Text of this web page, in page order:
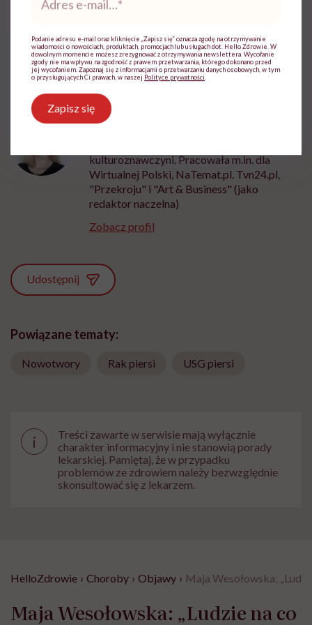
Na badanie zawsze zabierz poprzedni wynik USG
Anna Jastrzębska
kulturoznawczyni. Pracowała m.in. dla
Wirtualnej Polski, NaTemat.pl. Tvn24.pl,
"Przekroju" i "Art & Business" (jako
redaktor naczelna)
Zobacz profil
Udostępnij
Powiązane tematy:
Nowotwory Rak piersi USG piersi
i
Treści zawarte w serwisie mają wyłącznie
charakter informacyjny i nie stanowią porady
lekarskiej. Pamiętaj, że w przypadku
problemów ze zdrowiem należy bezwzględnie
skonsultować się z lekarzem.
HelloZdrowie › Choroby › Objawy › Maja Wesołowska:
Maja Wesołowska: „Ludzie na co
mail*
Podanie adresu e-mail oraz kliknięcie „Zapisz się” oznacza zgodę na otrzymywanie
wiadomości o nowościach, produktach, promocjach lub usługach dot. Hello Zdrowie. W
dowolnym momencie możesz zrezygnować z otrzymywania newslettera. Wycofanie
zgody nie ma wpływu na zgodność z prawem przetwarzania, którego dokonano przed
jej wycofaniem. Zapoznaj się z informacjami o przetwarzaniu danych osobowych, w tym
o przysługujących Ci prawach, w naszej Polityce prywatności
Zapisz się